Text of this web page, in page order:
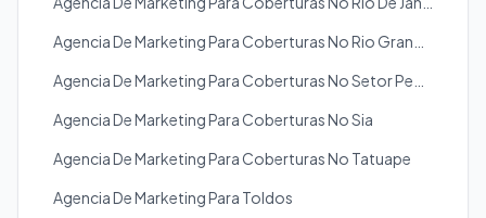
Agencia De Marketing Para Coberturas No Sia
Agencia De Marketing Para Coberturas No Tatuape
Agencia De Marketing Para Toldos